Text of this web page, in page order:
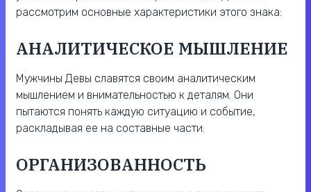
рассмотрим основные характеристики этого знака:
АНАЛИТИЧЕСКОЕ МЫШЛЕНИЕ
Мужчины Девы славятся своим аналитическим
мышлением и внимательностью к деталям. Они
пытаются понять каждую ситуацию и событие,
раскладывая ее на составные части.
ОРГАНИЗОВАННОСТЬ